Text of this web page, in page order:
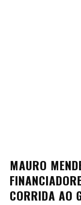
MAURO
CORRIDA AO